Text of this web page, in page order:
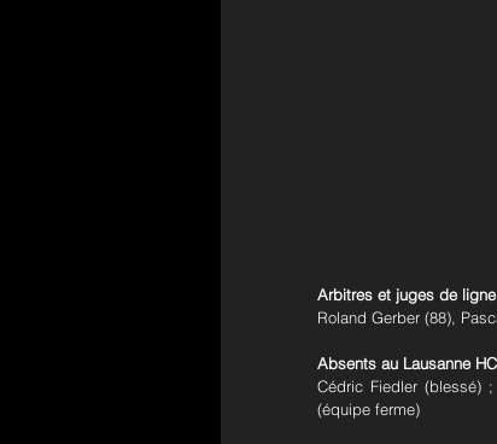
Arbitres et juges de ligne
Roland Gerber (88),
Absents au Lausanne
Cédric Fiedler (blessé)
(équipe ferme)